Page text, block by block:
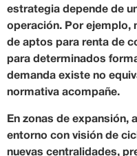
estrategia depende de
operación. Por ejemplo,
de aptos para renta de
para determinados
demanda existe no
normativa acompañe.
En zonas de expansión,
entorno con visión de
nuevas centralidades,